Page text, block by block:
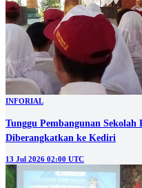
INFORIAL
Tunggu Pembangunan
Diberangkatkan ke Kediri
13 Jul 2026 02:00 UTC